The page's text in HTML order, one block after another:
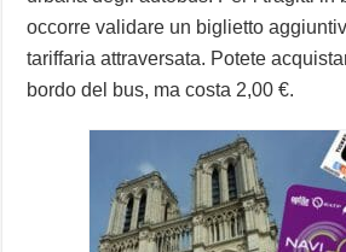
occorre validare un biglietto
tariffaria attraversata. Potete
bordo del bus, ma costa 2,00 €.